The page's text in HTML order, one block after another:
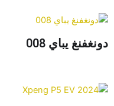
يباي 008